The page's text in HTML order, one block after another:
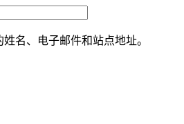
名、电子邮件和站点地址。